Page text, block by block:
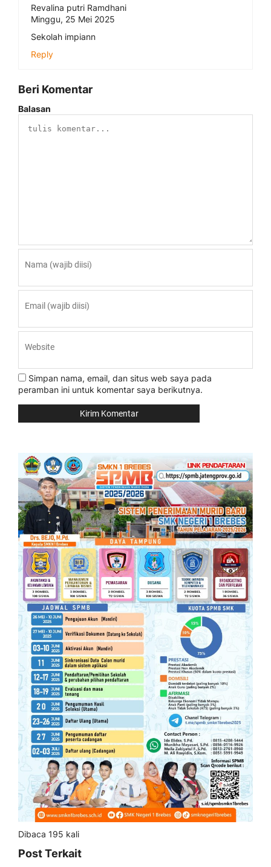
Revalina putri Ramdhani
Minggu, 25 Mei 2025
Sekolah impiann
Reply
Beri Komentar
Balasan
Simpan nama, email, dan situs web saya pada
peramban ini untuk komentar saya berikutnya.
Dibaca 195 kali
Post Terkait